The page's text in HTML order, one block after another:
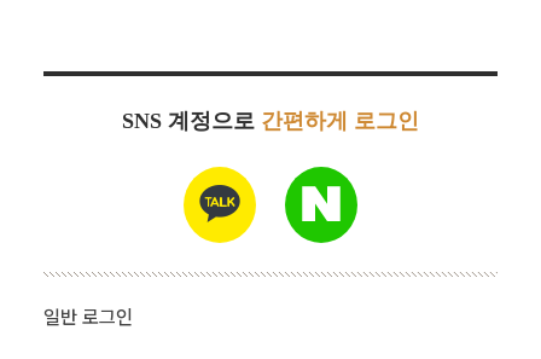
SNS 계정으로 간편하게 로그인
일반 로그인